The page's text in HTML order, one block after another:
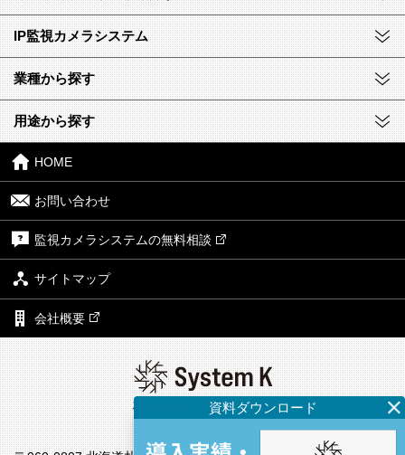
IP監視カメラシステム
業種から探す
用途から探す
HOME
お問い合わせ
監視カメラシステムの無料相談
サイトマップ
会社概要
株式会社システム・ケイ